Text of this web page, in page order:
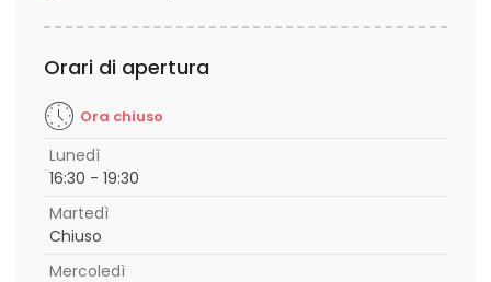
Orari di apertura
Ora chiuso
Lunedì
16:30 - 19:30
Martedì
Chiuso
Mercoledì